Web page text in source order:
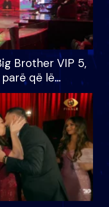
Brother VIP 5,
që lë
mundësinë për